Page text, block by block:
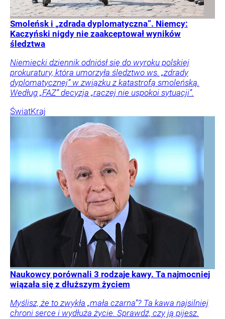
Smoleńsk i „zdrada dyplomatyczna”. Niemcy:
Kaczyński nigdy nie zaakceptował wyników
śledztwa
Niemiecki dziennik odniósł się do wyroku polskiej
prokuratury, która umorzyła śledztwo ws. „zdrady
dyplomatycznej” w związku z katastrofą smoleńską.
Według „FAZ” decyzja „raczej nie uspokoi sytuacji”.
ŚwiatKraj
Naukowcy porównali 3 rodzaje kawy. Ta najmocniej
wiązała się z dłuższym życiem
Myślisz, że to zwykła „mała czarna”? Ta kawa najsilniej
chroni serce i wydłuża życie. Sprawdź, czy ją pijesz.